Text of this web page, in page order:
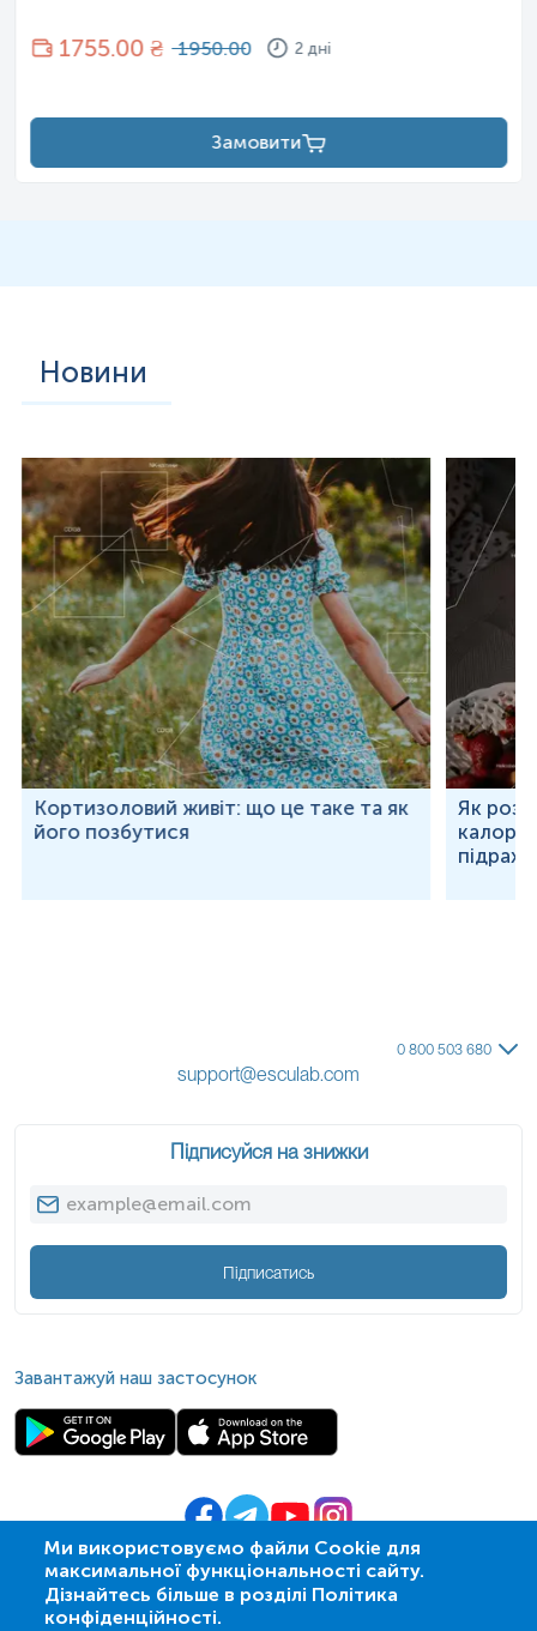
1755.00 ₴ 1950.00 2 дні
Замовити
Новини
Кортизоловий живіт: що це таке та як
його позбутися
Як
Ми використовуємо файли Cookie для
максимальної функціональності сайту.
Дізнайтесь більше в розділі Політика
конфіденційності.
0 800 503 680
support@esculab.com
Підписуйся на знижки
Підписатись
Завантажуй наш застосунок
© 2009- 2026 | ПСМЛ «Ескулаб»